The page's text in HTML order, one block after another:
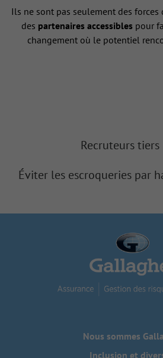
Ils ne sont pas seulement des
des partenaires accessiblespour
changement où le potentiel
Recruteurs tiers
Éviter les escroqueries par
Nous sommes
Inclusion et